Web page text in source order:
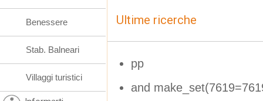
Ultime ricerche
pp
and
Benessere
Stab. Balneari
Villaggi turistici